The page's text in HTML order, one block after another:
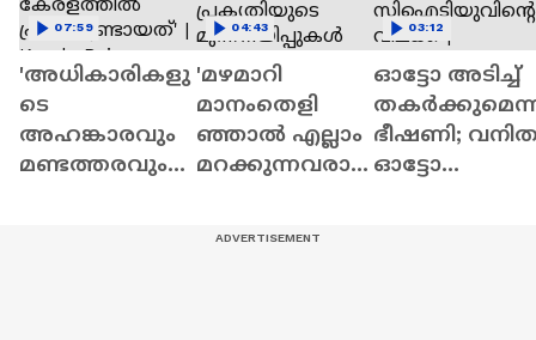
'അധികാരികളു
ടെ
അഹങ്കാരവും
മണ്ടത്തരവും
07:59
'മഴമാറി
മാനംതെളി
ഞ്ഞാൽ എല്ലാം
മറക്കുന്നവരാ
04:43
ഓട്ടോ അടിച്ച്
ഭീഷണി;
ഓട്ടോ
03:12